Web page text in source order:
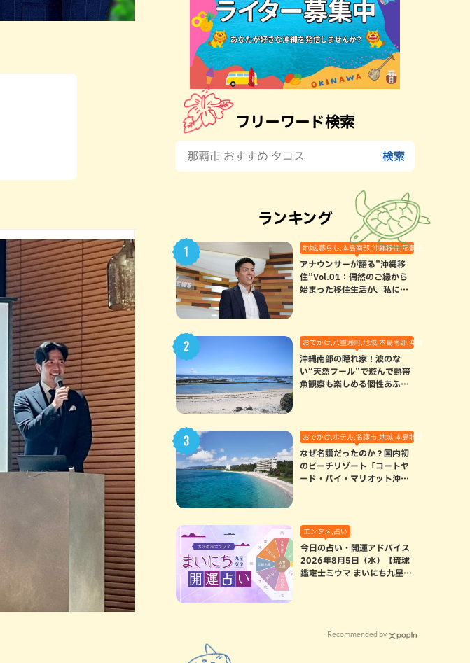
フリーワード検索
ランキング
地域,暮らし,本島南部,沖縄移住,那覇市
アナウンサーが語る”沖縄移
住”Vol.01：偶然のご縁から
始まった移住生活が、私にと
おでかけ,八重瀬町,地域,本島南部,沖縄の海,自然
沖縄南部の隠れ家！波のな
い“天然プール”で遊んで熱帯
魚観察も楽しめる個性あふれ
おでかけ,ホテル,名護市,地域,本島北部
なぜ名護だったのか？国内初
のビーチリゾート「コートヤ
ード・バイ・マリオット沖縄
エンタメ,占い
今日の占い・開運アドバイス
2026年8月5日（水）【琉球
鑑定士ミウマ まいにち九星気
Recommended by